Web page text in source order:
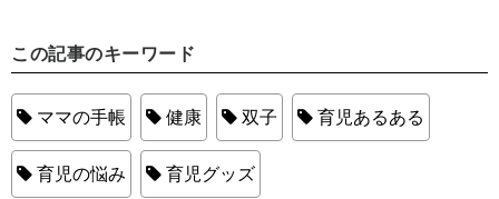
この記事のキーワード
ママの手帳 健康 双子 育児あるある
育児の悩み 育児グッズ